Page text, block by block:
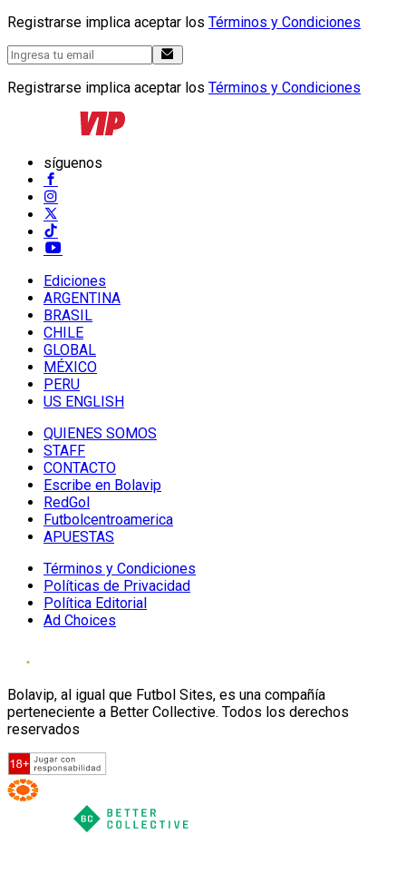
Registrarse implica aceptar los Términos y Condiciones
Registrarse implica aceptar los Términos y Condiciones
síguenos
Ediciones
ARGENTINA
BRASIL
CHILE
GLOBAL
MÉXICO
PERU
US ENGLISH
QUIENES SOMOS
STAFF
CONTACTO
Escribe en Bolavip
RedGol
Futbolcentroamerica
APUESTAS
Términos y Condiciones
Políticas de Privacidad
Política Editorial
Ad Choices
Bolavip, al igual que Futbol Sites, es una compañía
perteneciente a Better Collective. Todos los derechos
reservados